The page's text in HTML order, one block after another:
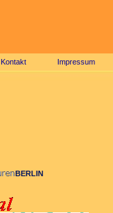
Kontakt Impressum
BERLIN